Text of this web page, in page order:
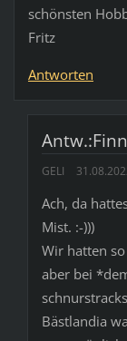
schönsten
Fritz
Antworten
GELI
Ach, da
Mist. :-)))
Wir hatten
aber bei
Bästlandia